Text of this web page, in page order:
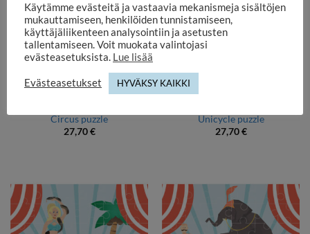
Circus puzzle
27,70€
Unicycle puzzle
27,70€
Käytämme evästeitä ja vastaavia mekanismeja sisältöjen
mukauttamiseen, henkilöiden tunnistamiseen,
käyttäjäliikenteen analysointiin ja asetusten
tallentamiseen. Voit muokata valintojasi
evästeasetuksista. Lue lisää
Evästeasetukset HYVÄKSY KAIKKI